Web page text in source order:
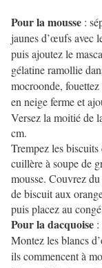
Pour la mousse :
jaunes d’œufs avec
puis ajoutez le
gélatine ramollie
mocroonde,
en neige ferme et
Versez la moitié de
cm.
Trempez les biscuits
cuillère à soupe de
mousse. Couvrez
de biscuit aux
puis placez au
Pour la dacquoise :
Montez les blancs
ils commencent à